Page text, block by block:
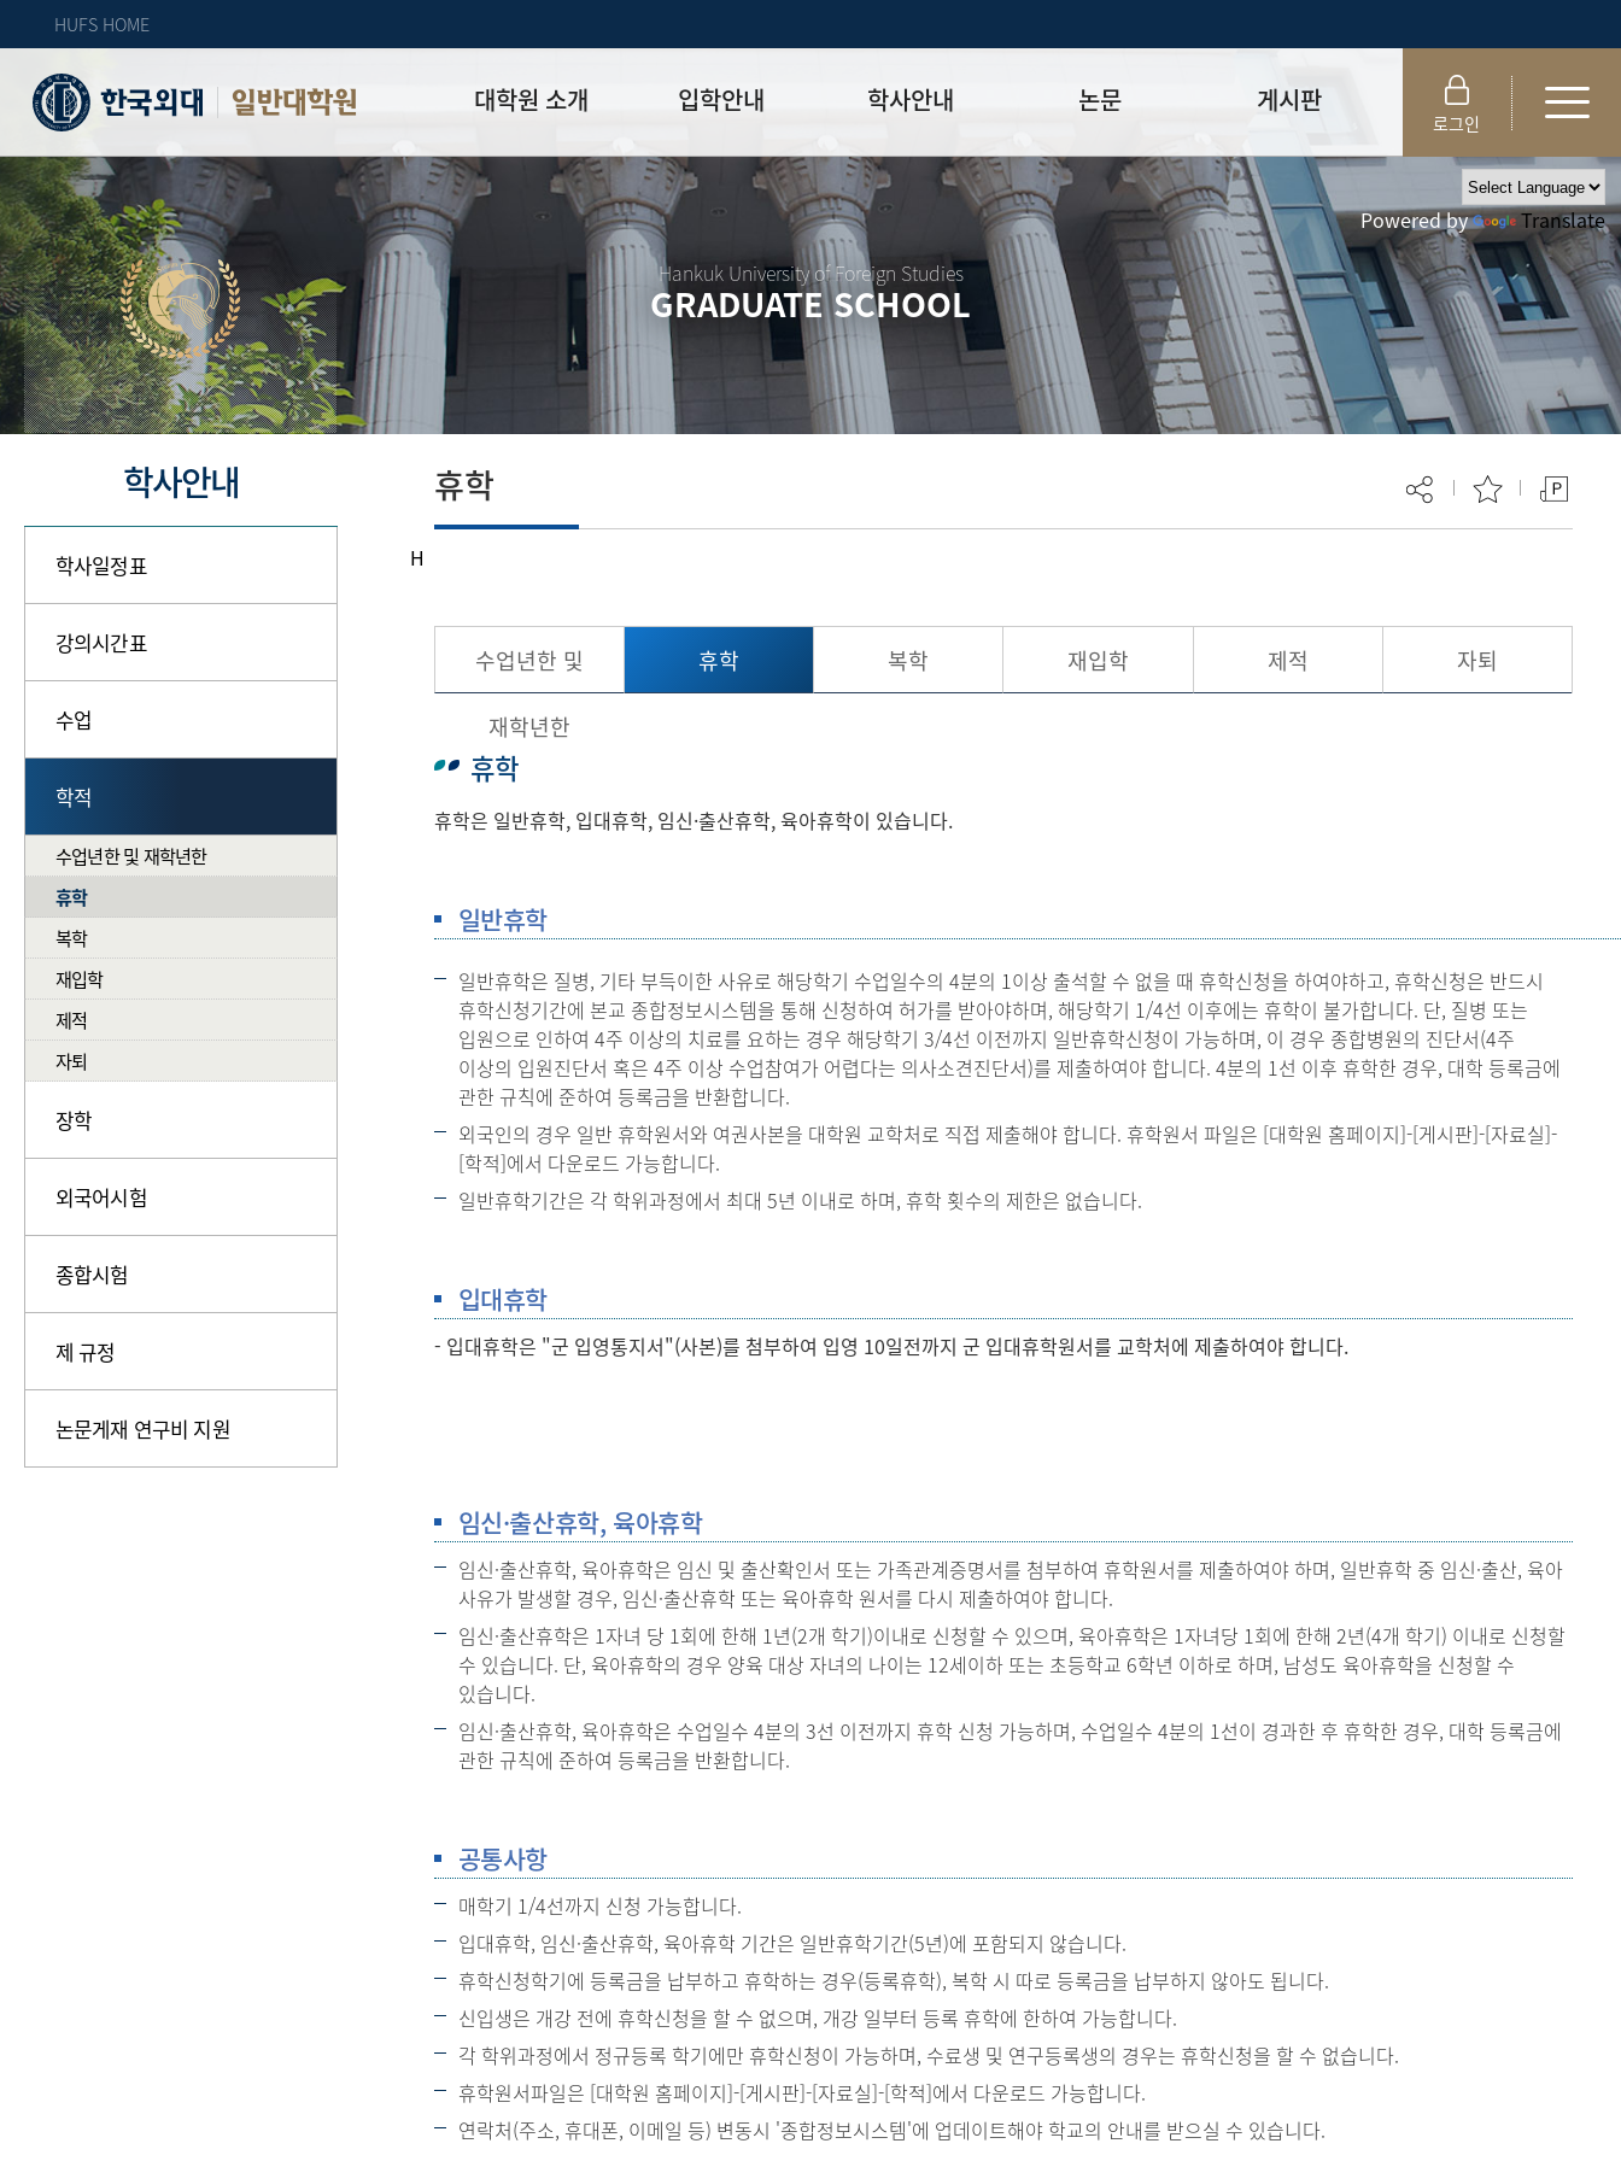
HUFS HOME
일반대학원 대학원 소개
원장인사
연혁
주임교수 연락처
자체 평가
입학안내
모집일정
모집요강
입시 공지사항
학부-대학원 연계과정
석·박사 통합 학위과정
박사후 연구과정
학사안내
학사일정표
강의시간표
수업
학적
장학
외국어시험
종합시험
제 규정
논문
학위논문제출 절차/자격
논문작성법 및 템플릿
양식함
논문지도_
학위논문제안심사
연구윤리교육 이수 안내
연구윤리위원회 규정
연구윤리 지침서
게시판
공지사항
자료실
FAQ
취업·모집 관련 공지
특강·프로그램 관련 공지
대학원생권리장전
대학원 총학생회
외국인 유학생 비자(VISA)
로그인
Hankuk University of Foreign Studies
GRADUATE SCHOOL
Powered by Translate
학사안내
학사일정표
강의시간표
수업
학적
수업년한 및 재학년한
휴학
복학
재입학
제적
자퇴
장학
외국어시험
종합시험
제 규정
논문게재 연구비 지원
H
휴학
수업년한 및
재학년한
휴학 복학 재입학 제적 자퇴
휴학
휴학은 일반휴학, 입대휴학, 임신·출산휴학, 육아휴학이 있습니다.
일반휴학
일반휴학은 질병, 기타 부득이한 사유로 해당학기 수업일수의 4분의 1이상 출석할 수 없을 때 휴학신청을 하여야하고, 휴학신청은 반드시
휴학신청기간에 본교 종합정보시스템을 통해 신청하여 허가를 받아야하며, 해당학기 1/4선 이후에는 휴학이 불가합니다. 단, 질병 또는
입원으로 인하여 4주 이상의 치료를 요하는 경우 해당학기 3/4선 이전까지 일반휴학신청이 가능하며, 이 경우 종합병원의 진단서(4주
이상의 입원진단서 혹은 4주 이상 수업참여가 어렵다는 의사소견진단서)를 제출하여야 합니다. 4분의 1선 이후 휴학한 경우, 대학 등록금에
관한 규칙에 준하여 등록금을 반환합니다.
외국인의 경우 일반 휴학원서와 여권사본을 대학원 교학처로 직접 제출해야 합니다. 휴학원서 파일은 [대학원 홈페이지]-[게시판]-[자료실]-
[학적]에서 다운로드 가능합니다.
일반휴학기간은 각 학위과정에서 최대 5년 이내로 하며, 휴학 횟수의 제한은 없습니다.
입대휴학
- 입대휴학은 "군 입영통지서"(사본)를 첨부하여 입영 10일전까지 군 입대휴학원서를 교학처에 제출하여야 합니다.
임신·출산휴학, 육아휴학
임신·출산휴학, 육아휴학은 임신 및 출산확인서 또는 가족관계증명서를 첨부하여 휴학원서를 제출하여야 하며, 일반휴학 중 임신·출산, 육아
사유가 발생할 경우, 임신·출산휴학 또는 육아휴학 원서를 다시 제출하여야 합니다.
임신·출산휴학은 1자녀 당 1회에 한해 1년(2개 학기)이내로 신청할 수 있으며, 육아휴학은 1자녀당 1회에 한해 2년(4개 학기) 이내로 신청할
수 있습니다. 단, 육아휴학의 경우 양육 대상 자녀의 나이는 12세이하 또는 초등학교 6학년 이하로 하며, 남성도 육아휴학을 신청할 수
있습니다.
임신·출산휴학, 육아휴학은 수업일수 4분의 3선 이전까지 휴학 신청 가능하며, 수업일수 4분의 1선이 경과한 후 휴학한 경우, 대학 등록금에
관한 규칙에 준하여 등록금을 반환합니다.
공통사항
매학기 1/4선까지 신청 가능합니다.
입대휴학, 임신·출산휴학, 육아휴학 기간은 일반휴학기간(5년)에 포함되지 않습니다.
휴학신청학기에 등록금을 납부하고 휴학하는 경우(등록휴학), 복학 시 따로 등록금을 납부하지 않아도 됩니다.
신입생은 개강 전에 휴학신청을 할 수 없으며, 개강 일부터 등록 휴학에 한하여 가능합니다.
각 학위과정에서 정규등록 학기에만 휴학신청이 가능하며, 수료생 및 연구등록생의 경우는 휴학신청을 할 수 없습니다.
휴학원서파일은 [대학원 홈페이지]-[게시판]-[자료실]-[학적]에서 다운로드 가능합니다.
연락처(주소, 휴대폰, 이메일 등) 변동시 '종합정보시스템'에 업데이트해야 학교의 안내를 받으실 수 있습니다.